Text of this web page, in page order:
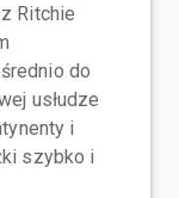
Ritchie
do
usłudze
i
szybko i